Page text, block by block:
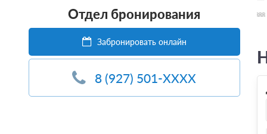
Отдел бронирования
Забронировать онлайн
8 (927) 501-XXXX